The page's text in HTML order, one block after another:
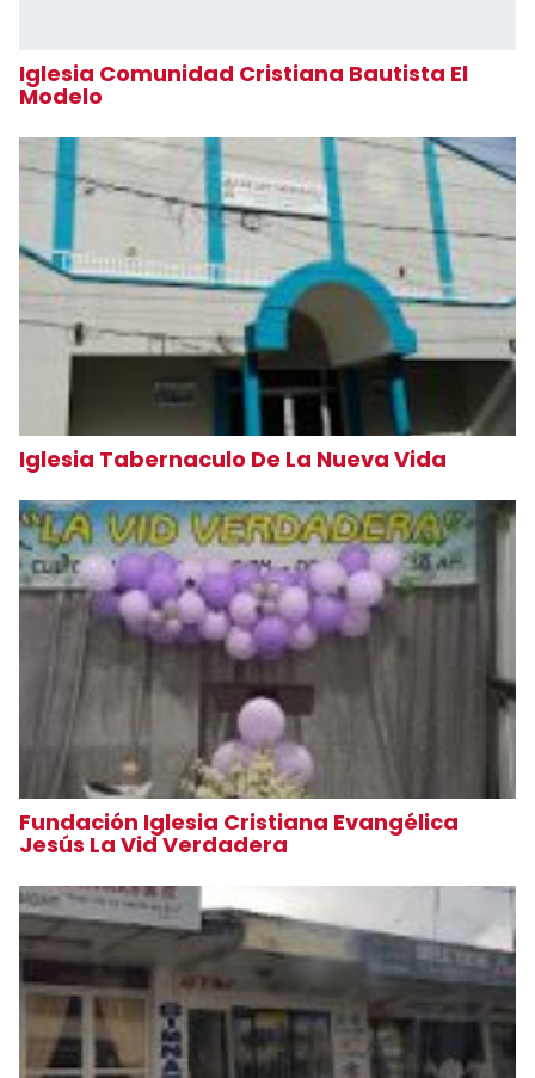
Iglesia Comunidad Cristiana Bautista El
Modelo
Iglesia Tabernaculo De La Nueva Vida
Fundación Iglesia Cristiana Evangélica
Jesús La Vid Verdadera